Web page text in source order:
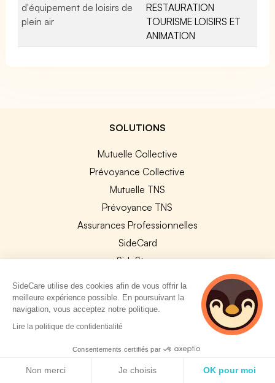
d'équipement de loisirs de
plein air
RESTAURATION
TOURISME LOISIRS ET
ANIMATION
SOLUTIONS
Mutuelle Collective
Prévoyance Collective
Mutuelle TNS
Prévoyance TNS
Assurances Professionnelles
SideCard
SideStore
SERVICES ENTREPRISE
Explorer nos offres
Changer de contrat collectif
Assurance sur mesure
SideCare utilise des cookies afin de vous offrir la
meilleure expérience possible. En poursuivant la
navigation, vous acceptez notre politique.
Lire la politique de confidentialité
Consentements certifiés par
Non merci Je choisis OK pour moi
4 personnes
consultent
actuellement cette